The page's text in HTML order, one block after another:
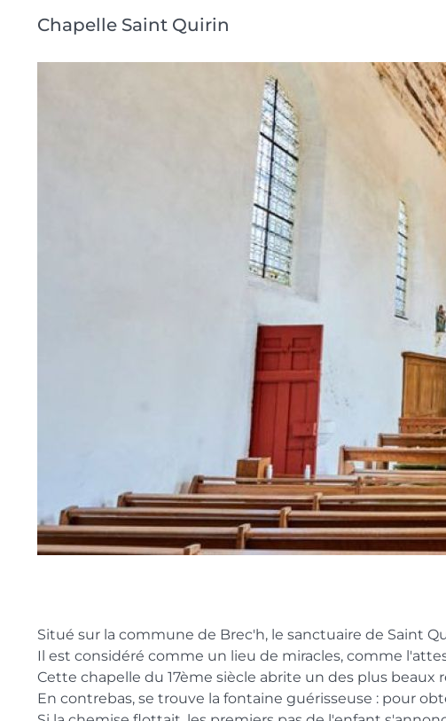
Chapelle Saint Quirin
Situé sur la commune de Brec'h, le sanctuaire de Saint
Il est considéré comme un lieu de miracles, comme
Cette chapelle du 17ème siècle abrite un des plus beaux
En contrebas, se trouve la fontaine guérisseuse : pour